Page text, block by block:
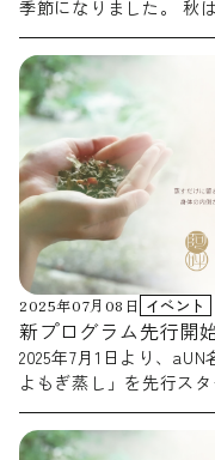
に証明され、特にイン
きな注目を集めていま
こす新体験 本メニュー
沢に使用。温熱効果に
脳へ届く「幸福感」：
りが嗅覚を刺激。深い
ら湧き上がるような幸
れた「免疫ケア」：天
に吸収することで、日
神経と美肌のサポート：
神経を鎮めて質の高い
冷えの悩みにも応えます
セルフケアを」忙しい
醇な香りに身を委ねて
み、心の内側から幸福
本橋店でしか味わえな
揺らぎがちな心身を、
頑張る自分への「最高
季節になりました。 秋は過ごしやすい反面、乾燥による肌の
カサつきや喉の不快感
もあります。 東洋の考え方では、この“乾燥によるゆらぎ”を
「燥邪（そうじゃ）」
い不調の原因のひとつとされていま
にせず、ゆっくりと体
秋限定・特別ブレンドのご紹介 aUN高島本店・日
屋本山店・高崎店・松
限定ブレンドよもぎ蒸
定ブレンドには、香り
イム・ヒソップ・ユー
す。 ・３年熟成よもぎ：深みのある香りで、ゆったりと落ち
着く時間に。 ・タイム
吸が心地よく感じられ
清涼感があり、気分を
ミンを含む植物で、健
涼感とリフレッシュ感
りが重なり合い、 秋の
2025年07月08日 イベント
新プログラム先行開
2025年7月1日より、
よもぎ蒸し」を先行ス
血・水」体質診断をも
カスタマイズ型のよも